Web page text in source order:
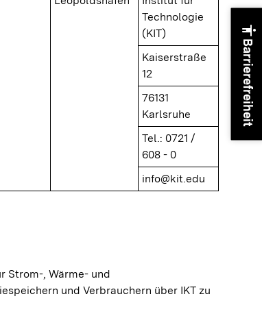
Technologie
(KIT)
Kaiserstraße
12
76131
Karlsruhe
Tel.: 0721 /
608 - 0
info@kit.edu
Strom-, Wärme- und
und Verbrauchern über IKT zu
accessibility
Barrierefreiheit